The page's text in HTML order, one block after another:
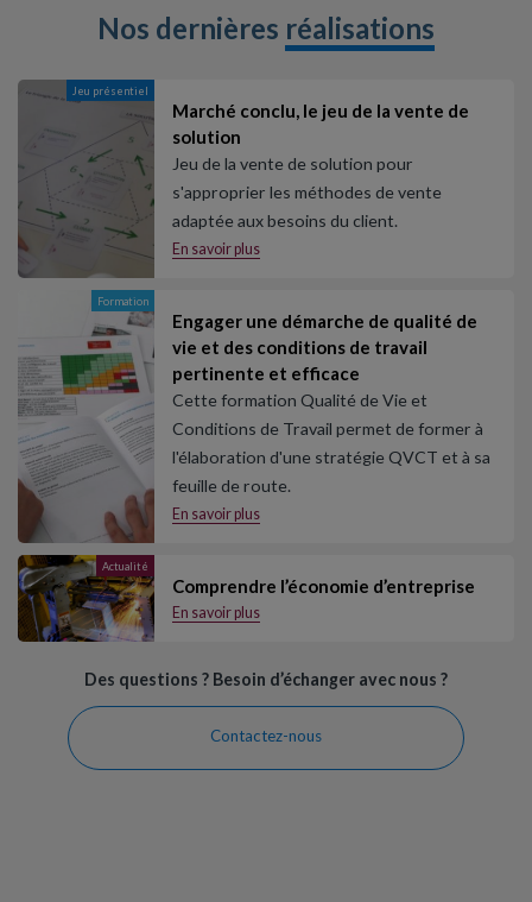
Nos dernières réalisations
Jeu présentiel
Marché conclu, le jeu de la vente de
solution
Jeu de la vente de solution pour
s'approprier les méthodes de vente
adaptée aux besoins du client.
En savoir plus
Formation
Engager une démarche de qualité de
vie et des conditions de travail
pertinente et efficace
Cette formation Qualité de Vie et
Conditions de Travail permet de former à
l'élaboration d'une stratégie QVCT et à sa
feuille de route.
En savoir plus
Actualité
Comprendre l’économie d’entreprise
En savoir plus
Des questions ? Besoin d’échanger avec nous ?
Contactez-nous